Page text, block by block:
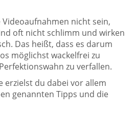
nicht sein,
oft nicht schlimm und wirken
Das heißt, dass es darum
möglichst wackelfrei zu
zu verfallen.
erzielst du dabei vor allem
genannten Tipps und die